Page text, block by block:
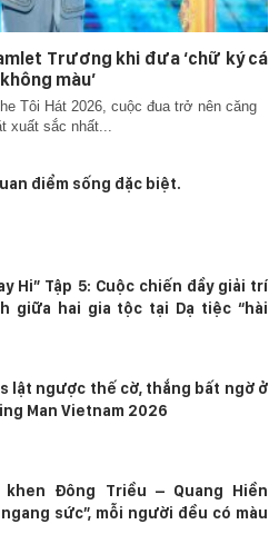
Trương khi đưa ‘chữ ký cá
màu’
Tôi Hát 2026, cuộc đua trở nên căng
xuất sắc nhất...
điểm sống đặc biệt.
Hi” Tập 5: Cuộc chiến đầy giải trí
giữa hai gia tộc tại Dạ tiệc “hài
lật ngược thế cờ, thắng bất ngờ ở
Man Vietnam 2026
khen Đông Triều – Quang Hiền
sức”, mỗi người đều có màu